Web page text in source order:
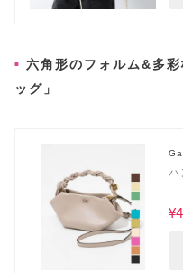
六角形のフォルム&多
ッグ」
ハ